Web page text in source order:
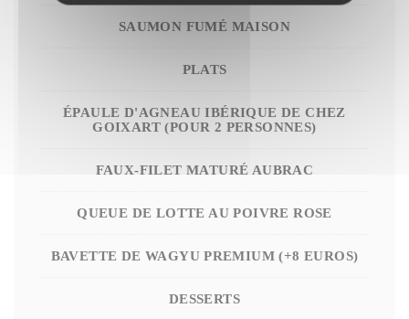
SAUMON FUMÉ MAISON
PLATS
ÉPAULE D'AGNEAU IBÉRIQUE DE CHEZ
GOIXART (POUR 2 PERSONNES)
FAUX-FILET MATURÉ AUBRAC
QUEUE DE LOTTE AU POIVRE ROSE
BAVETTE DE WAGYU PREMIUM (+8 EUROS)
DESSERTS